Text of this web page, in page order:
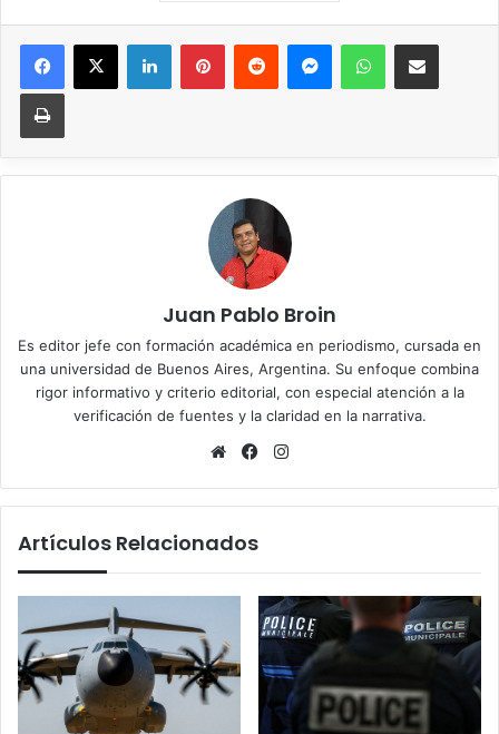
Facebook
X LinkedInPinterestReddit MessengerWhatsAppCompartir vía correo
Imprimir
Juan Pablo Broin
Es editor jefe con formación académica en periodismo, cursada en
una universidad de Buenos Aires, Argentina. Su enfoque combina
rigor informativo y criterio editorial, con especial atención a la
verificación de fuentes y la claridad en la narrativa.
Sitio
Facebook
Artículos Relacionados